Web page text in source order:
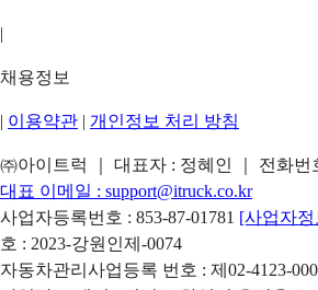
|
채용정보
| 이용약관 | 개인정보 처리 방침
㈜아이트럭 ｜ 대표자 : 정혜인 ｜ 전화번
대표 이메일 : support@itruck.co.kr
사업자등록번호 : 853-87-01781 [사업자
호 : 2023-강원인제-0074
자동차관리사업등록 번호 : 제02-4123-